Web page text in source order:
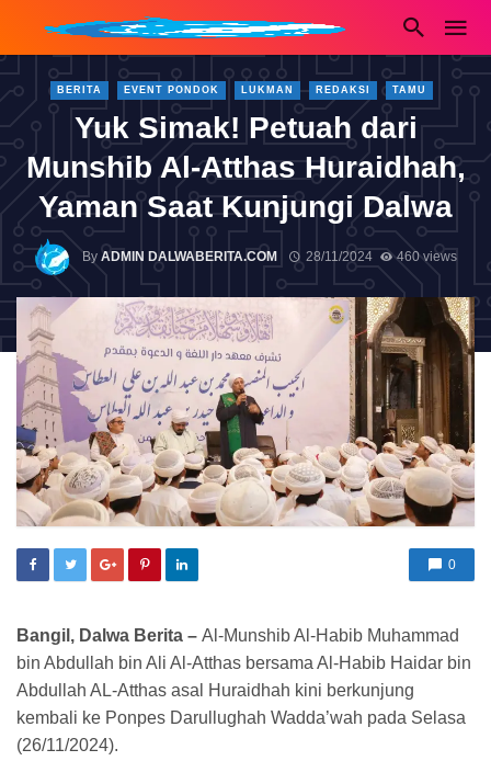
BERITA EVENT PONDOK LUKMAN REDAKSI TAMU
Yuk Simak! Petuah dari
Munshib Al-Atthas Huraidhah,
Yaman Saat Kunjungi Dalwa
By ADMIN DALWABERITA.COM 28/11/2024 460 views
0
Bangil, Dalwa Berita – Al-Munshib Al-Habib Muhammad
bin Abdullah bin Ali Al-Atthas bersama Al-Habib Haidar bin
Abdullah AL-Atthas asal Huraidhah kini berkunjung
kembali ke Ponpes Darullughah Wadda’wah pada Selasa
(26/11/2024).